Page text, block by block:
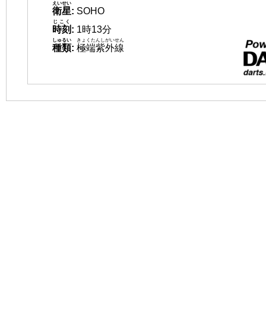
衛星
えいせい
: SOHO
時刻
じこく
: 1時13分
種類
しゅるい
: 極端紫外線
きょくたんしがいせん